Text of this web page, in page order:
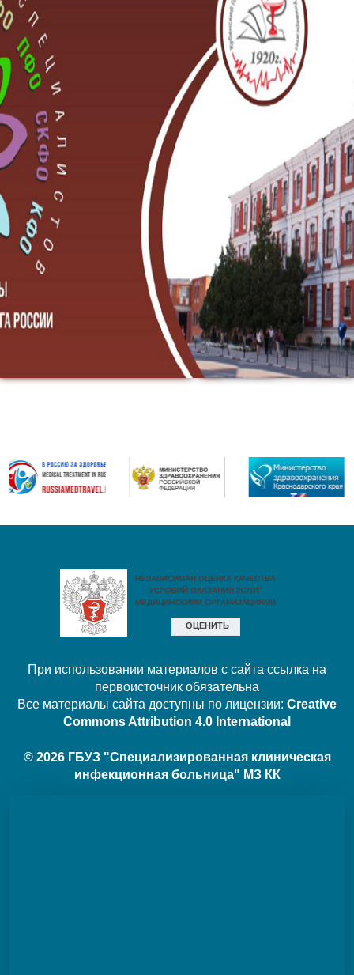
При использовании материалов с сайта ссылка на
первоисточник обязательна
Все материалы сайта доступны по лицензии: Creative
Commons Attribution 4.0 International
© 2026 ГБУЗ "Специализированная клиническая
инфекционная больница" МЗ КК